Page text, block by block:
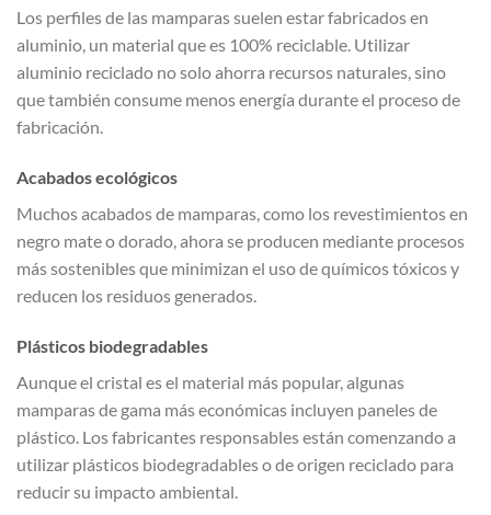
Los perfiles de las mamparas suelen estar fabricados en
aluminio, un material que es 100% reciclable. Utilizar
aluminio reciclado no solo ahorra recursos naturales, sino
que también consume menos energía durante el proceso de
fabricación.
Acabados ecológicos
Muchos acabados de mamparas, como los revestimientos en
negro mate o dorado, ahora se producen mediante procesos
más sostenibles que minimizan el uso de químicos tóxicos y
reducen los residuos generados.
Plásticos biodegradables
Aunque el cristal es el material más popular, algunas
mamparas de gama más económicas incluyen paneles de
plástico. Los fabricantes responsables están comenzando a
utilizar plásticos biodegradables o de origen reciclado para
reducir su impacto ambiental.